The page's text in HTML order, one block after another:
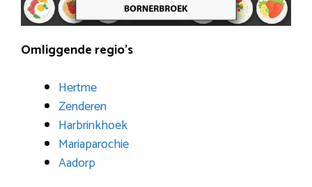
Omliggende regio’s
Hertme
Zenderen
Harbrinkhoek
Mariaparochie
Aadorp